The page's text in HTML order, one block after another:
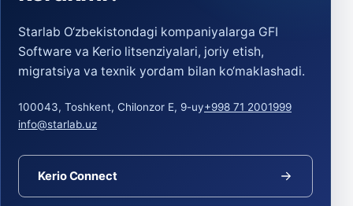
Starlab O‘zbekistondagi kompaniyalarga GFI
Software va Kerio litsenziyalari, joriy etish,
migratsiya va texnik yordam bilan ko‘maklashadi.
100043, Toshkent, Chilonzor E, 9-uy+998 71 2001999
info@starlab.uz
Kerio Connect